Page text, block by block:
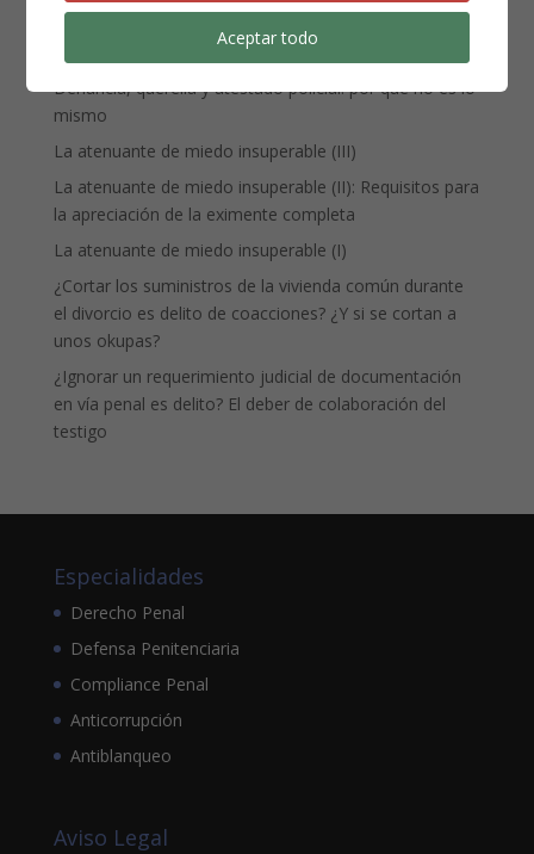
ENTRADAS RECIENTES
Denuncia, querella y atestado policial: por qué no es lo
mismo
La atenuante de miedo insuperable (III)
La atenuante de miedo insuperable (II): Requisitos para
la apreciación de la eximente completa
La atenuante de miedo insuperable (I)
¿Cortar los suministros de la vivienda común durante
el divorcio es delito de coacciones? ¿Y si se cortan a
unos okupas?
¿Ignorar un requerimiento judicial de documentación
en vía penal es delito? El deber de colaboración del
testigo
Especialidades
Derecho Penal
Defensa Penitenciaria
Compliance Penal
Anticorrupción
Antiblanqueo
Aviso Legal
Aceptar todo